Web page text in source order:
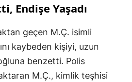
Endişe Yaşadı
geçen M.Ç. isimli
kaybeden kişiyi, uzun
benzetti. Polis
M.Ç., kimlik teşhisi